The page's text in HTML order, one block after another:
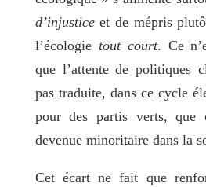
d’injusticeet de mépris
l’écologie tout court. Ce
que l’attente de politiques
pas traduite, dans ce cycle
pour des partis verts, que
devenue minoritaire dans la
Cet écart ne fait que